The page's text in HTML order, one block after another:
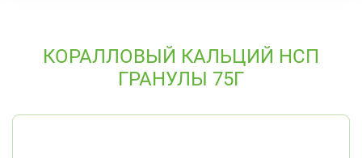
КОРАЛЛОВЫЙ КАЛЬЦИЙ НСП
ГРАНУЛЫ 75Г